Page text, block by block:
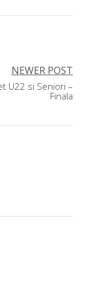
NEWER POST
U22 si Seniori –
Finala